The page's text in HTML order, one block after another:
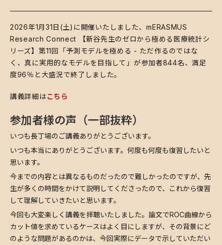
2026年1月31日(土)に開催いたしました、mERASMUS
Research Connect 【新谷先生のゼロから極める医療統計シ
リーズ】第11回「予測モデルを極める - ただ作るのではな
く、真に実用的なモデルを目指して」が参加者844名、満足
度96％と大盛況で終了しました。
講義詳細はこちら
参加者様の声（一部抜粋）
いつも長丁場のご講義ありがとうございます。
いつも本当にありがとうございます。何度も何度も復習したいと
思います。
今までの内容とは異なるものだったので難しかったのですが、先
生が多くの時間をかけて説明してくださったので、これから復習
して理解していきたいと思います。
今回も大変楽しく講義を拝聴いたしました。論文でROC曲線から
カット値を求めているケースはよく目にしますが、その背景にど
のような問題があるのかは、今回実際にデータで示していただい